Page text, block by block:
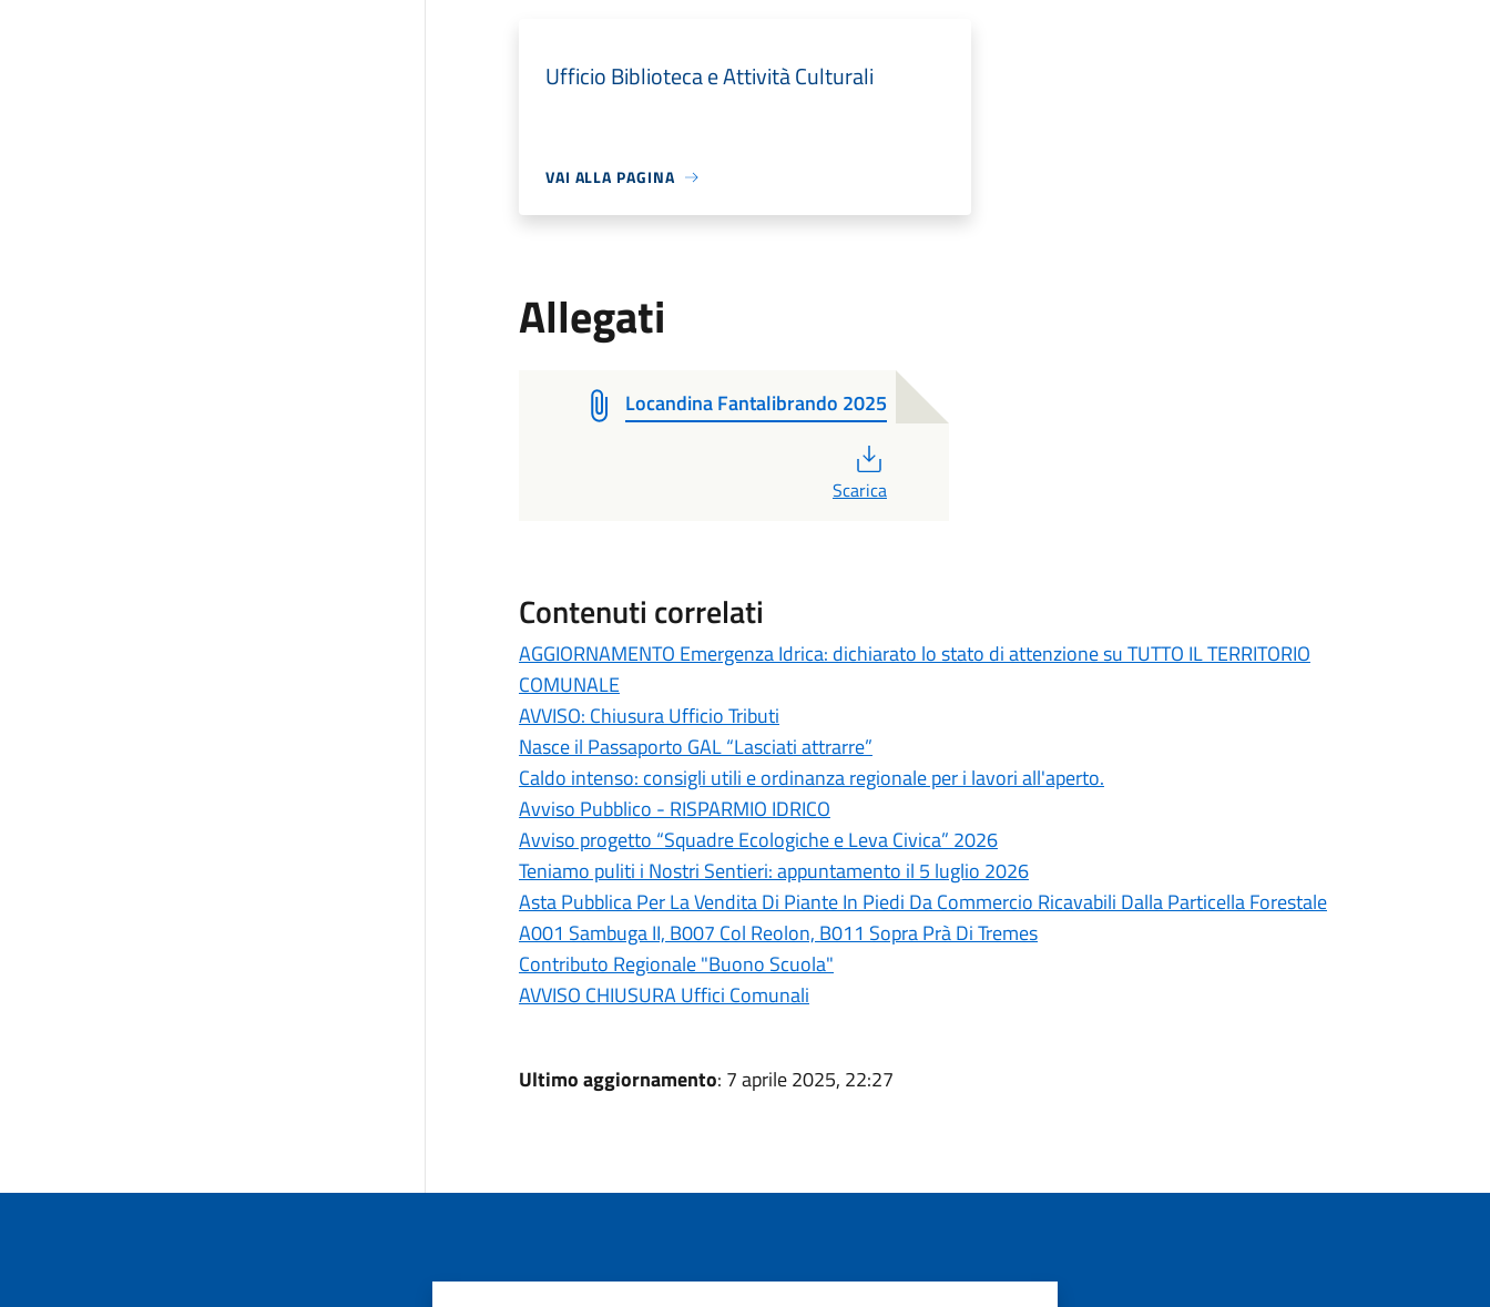
Ufficio Biblioteca e Attività Culturali
VAI ALLA PAGINA
Allegati
Locandina Fantalibrando 2025
Scarica
Contenuti correlati
AGGIORNAMENTO Emergenza Idrica: dichiarato lo stato di attenzione su TUTTO IL TERRITORIO
COMUNALE
AVVISO: Chiusura Ufficio Tributi
Nasce il Passaporto GAL “Lasciati attrarre”
Caldo intenso: consigli utili e ordinanza regionale per i lavori all'aperto.
Avviso Pubblico - RISPARMIO IDRICO
Avviso progetto “Squadre Ecologiche e Leva Civica” 2026
Teniamo puliti i Nostri Sentieri: appuntamento il 5 luglio 2026
Asta Pubblica Per La Vendita Di Piante In Piedi Da Commercio Ricavabili Dalla Particella Forestale
A001 Sambuga II, B007 Col Reolon, B011 Sopra Prà Di Tremes
Contributo Regionale "Buono Scuola"
AVVISO CHIUSURA Uffici Comunali
Ultimo aggiornamento: 7 aprile 2025, 22:27